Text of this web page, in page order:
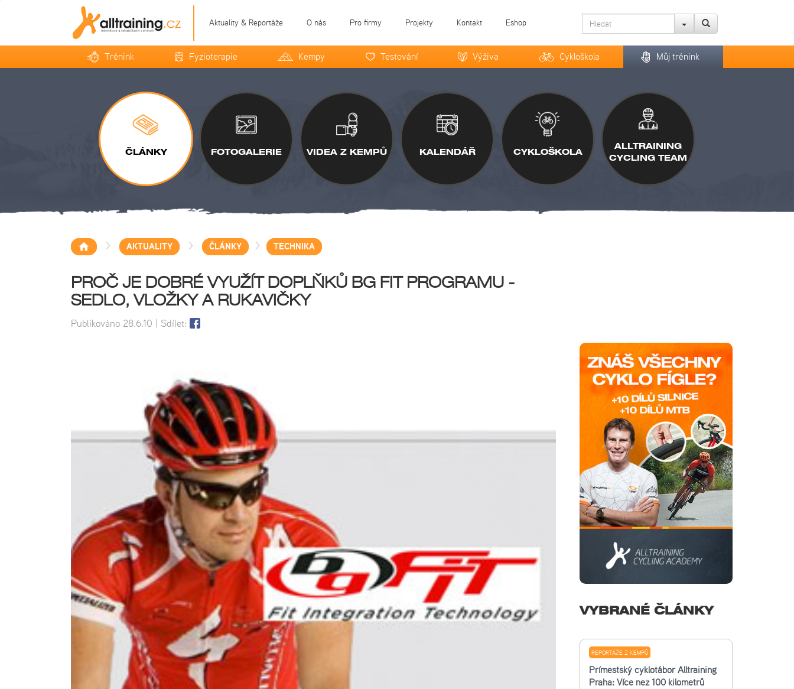
Aktuality & Reportáže O nás Pro firmy Projekty Kontakt Eshop
Trénink Fyzioterapie Kempy Testování Výživa Cykloškola Můj trénink
ČLÁNKY FOTOGALERIE VIDEA Z KEMPŮ KALENDÁŘ CYKLOŠKOLA
ALLTRAINING
CYCLING TEAM
> AKTUALITY > ČLÁNKY > TECHNIKA
PROČ JE DOBRÉ VYUŽÍT DOPLŇKŮ BG FIT PROGRAMU -
SEDLO, VLOŽKY A RUKAVIČKY
Publikováno 28.6.10 | Sdílet:
VYBRANÉ ČLÁNKY
REPORTÁŽE Z KEMPŮ
Příměstský cyklotábor Alltraining
Praha: Více než 100 kilometrů